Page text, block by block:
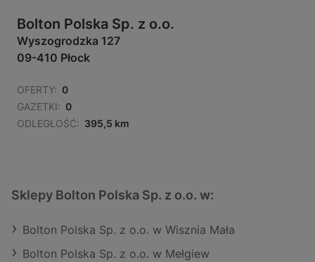
Bolton Polska Sp. z o.o.
Wyszogrodzka 127
09-410 Płock
OFERTY: 0
GAZETKI: 0
ODLEGŁOŚĆ: 395,5 km
Sklepy Bolton Polska Sp. z o.o. w:
Bolton Polska Sp. z o.o. w Wisznia Mała
Bolton Polska Sp. z o.o. w Mełgiew